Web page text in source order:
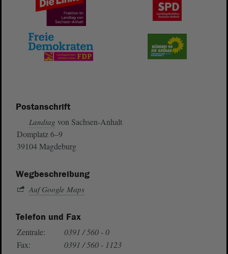
Postanschrift
Landtag von Sachsen-Anhalt
Domplatz 6–9
39104 Magdeburg
Wegbeschreibung
Auf Google Maps
Telefon und Fax
Zentrale:
0391 / 560 - 0
Fax:
0391 / 560 - 1123